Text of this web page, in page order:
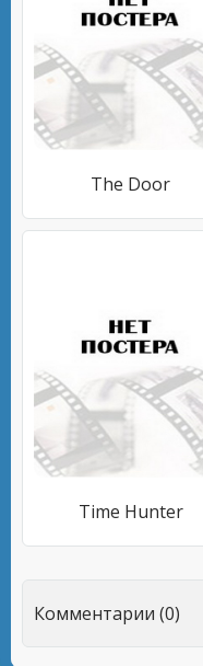
The Door
Time Hunter
Комментарии (0)